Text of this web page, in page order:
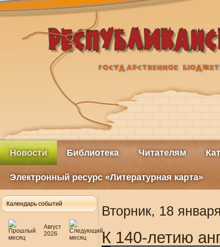
Новости Библиотека Читателям
Электронный ресурс «Литературная карта»
Календарь событий
Август
2026
Вторник, 18
К 140-летию